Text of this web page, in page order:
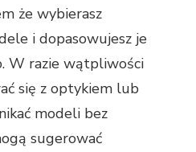
że wybierasz
i dopasowujesz je
W razie wątpliwości
się z optykiem lub
modeli bez
sugerować